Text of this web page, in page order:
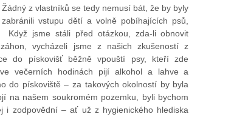
z vlastníků se tedy nemusí bát, že by byly
vstupu dětí a volně pobíhajících psů,
Když jsme stáli před otázkou, zda-li obnovit
vycházeli jsme z našich zkušeností z
do pískovišť běžně vpouští psy, kteří zde
večerních hodinách pijí alkohol a lahve a
do pískoviště – za takových okolností by byla
na našem soukromém pozemku, byli bychom
i zodpovědní – ať už z hygienického hlediska